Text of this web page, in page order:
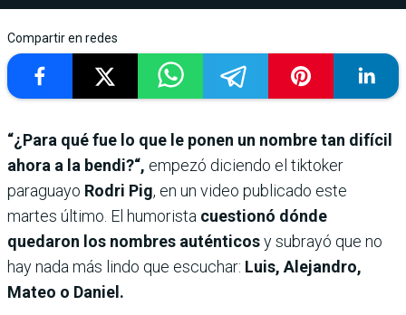
Compartir en redes
“¿Para qué fue lo que le ponen un nombre tan difícil
ahora a la bendi?“, empezó diciendo el tiktoker
paraguayo Rodri Pig, en un video publicado este
martes último. El humorista cuestionó dónde
quedaron los nombres auténticosy subrayó que no
hay nada más lindo que escuchar: Luis, Alejandro,
Mateo o Daniel.